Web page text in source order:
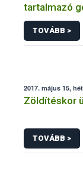
tartalmazó
forgalomból
TOVÁBB >
2017. május 15,
Zöldítéskor
TOVÁBB >